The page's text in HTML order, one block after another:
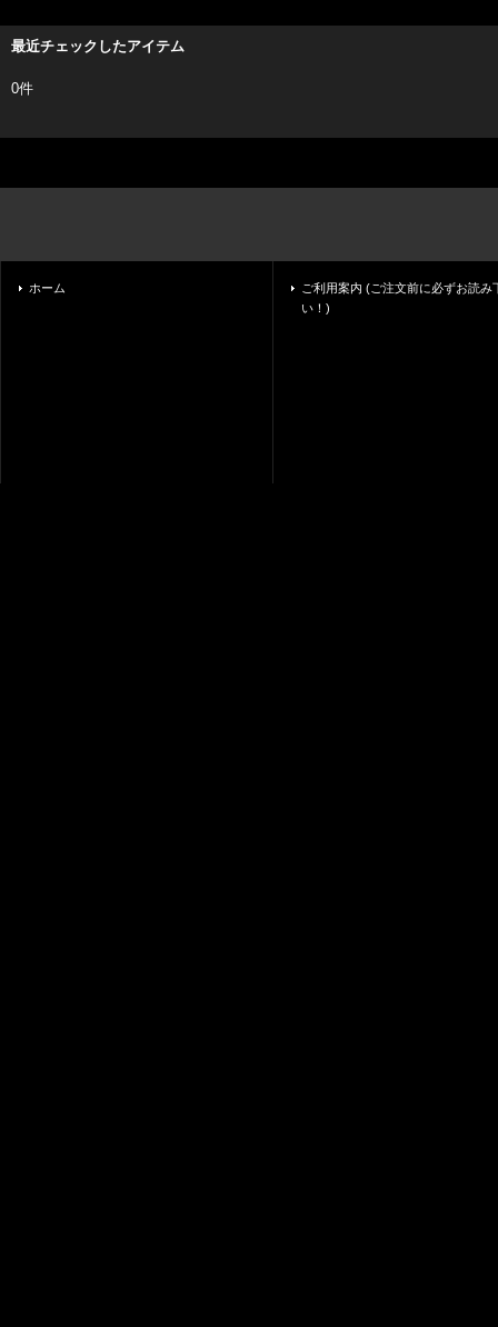
最近チェックしたアイテム
0件
ホーム
ご利用案内 (ご注文前に必ずお読み
い！)